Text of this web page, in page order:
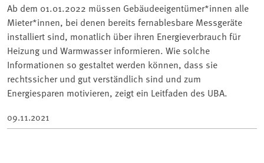
Ab dem 01.01.2022 müssen Gebäudeeigentümer*innen alle
Mieter*innen, bei denen bereits fernablesbare Messgeräte
installiert sind, monatlich über ihren Energieverbrauch für
Heizung und Warmwasser informieren. Wie solche
Informationen so gestaltet werden können, dass sie
rechtssicher und gut verständlich sind und zum
Energiesparen motivieren, zeigt ein Leitfaden des UBA.
09.11.2021